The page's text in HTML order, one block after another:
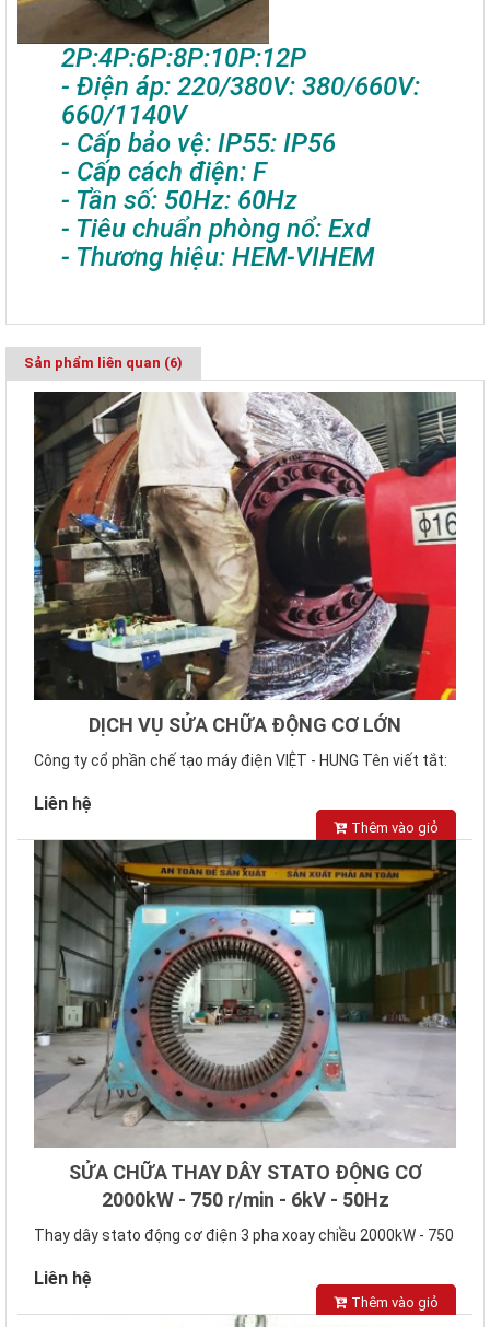
2P:4P:6P:8P:10P:12P
- Điện áp: 220/380V: 380/660V:
660/1140V
- Cấp bảo vệ: IP55: IP56
- Cấp cách điện: F
- Tần số: 50Hz: 60Hz
- Tiêu chuẩn phòng nổ: Exd
- Thương hiệu: HEM-VIHEM
Sản phẩm liên quan (6)
DỊCH VỤ SỬA CHỮA ĐỘNG CƠ LỚN
Công ty cổ phần chế tạo máy điện VIỆT - HUNG Tên viết tắt:
Liên hệ
Thêm vào giỏ
SỬA CHỮA THAY DÂY STATO ĐỘNG CƠ
2000kW - 750 r/min - 6kV - 50Hz
Thay dây stato động cơ điện 3 pha xoay chiều 2000kW - 750
Liên hệ
Thêm vào giỏ